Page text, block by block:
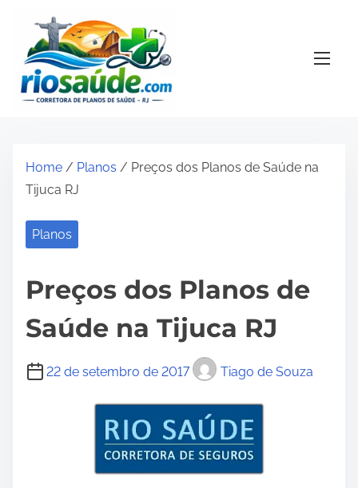
Home / Planos / Preços dos Planos de Saúde na
Tijuca RJ
Planos
Preços dos Planos de
Saúde na Tijuca RJ
22 de setembro de 2017 Tiago de Souza